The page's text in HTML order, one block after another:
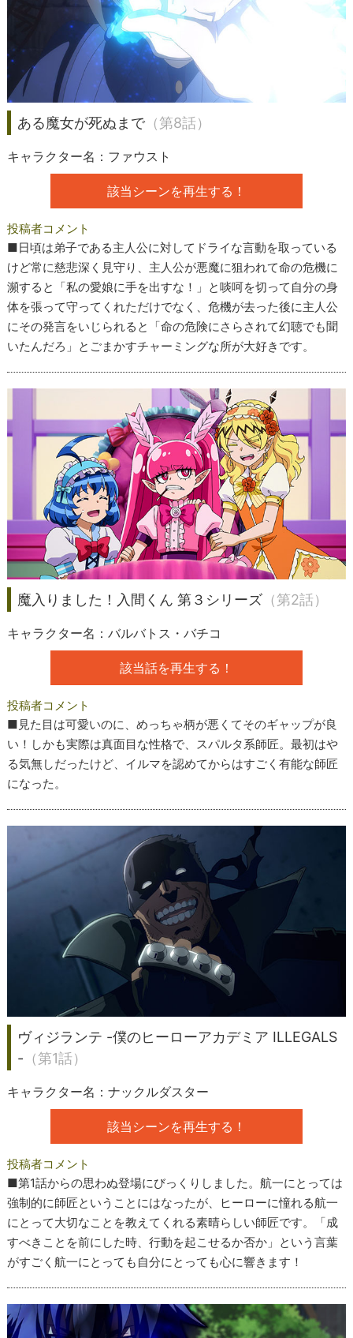
ある魔女が死ぬまで（第8話）
キャラクター名：ファウスト
該当シーンを再生する！
投稿者コメント
■日頃は弟子である主人公に対してドライな言動を取っている
けど常に慈悲深く見守り、主人公が悪魔に狙われて命の危機に
瀕すると「私の愛娘に手を出すな！」と啖呵を切って自分の身
体を張って守ってくれただけでなく、危機が去った後に主人公
にその発言をいじられると「命の危険にさらされて幻聴でも聞
いたんだろ」とごまかすチャーミングな所が大好きです。
魔入りました！入間くん 第３シリーズ（第2話）
キャラクター名：バルバトス・バチコ
該当話を再生する！
投稿者コメント
■見た目は可愛いのに、めっちゃ柄が悪くてそのギャップが良
い！しかも実際は真面目な性格で、スパルタ系師匠。最初はや
る気無しだったけど、イルマを認めてからはすごく有能な師匠
になった。
ヴィジランテ -僕のヒーローアカデミア ILLEGALS
- （第1話）
キャラクター名：ナックルダスター
該当シーンを再生する！
投稿者コメント
■第1話からの思わぬ登場にびっくりしました。航一にとっては
強制的に師匠ということにはなったが、ヒーローに憧れる航一
にとって大切なことを教えてくれる素晴らしい師匠です。「成
すべきことを前にした時、行動を起こせるか否か」という言葉
がすごく航一にとっても自分にとっても心に響きます！